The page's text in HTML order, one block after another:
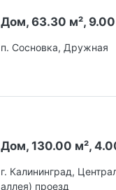
Дом, 63.30 м², 9.00
п. Сосновка, Дружная
Дом, 130.00 м²,
г. Калининград,
аллея) проезд